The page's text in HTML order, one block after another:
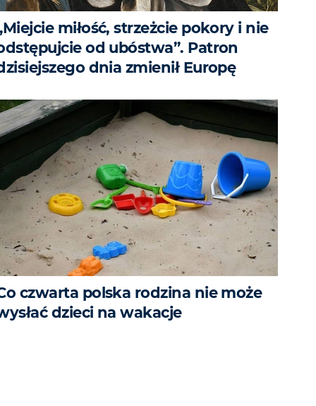
miłość, strzeżcie pokory i nie
od ubóstwa”. Patron
dnia zmienił Europę
czwarta polska rodzina nie może
dzieci na wakacje